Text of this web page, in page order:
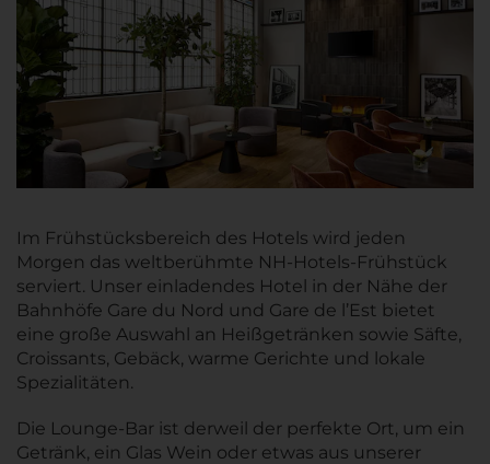
Im Frühstücksbereich des Hotels wird jeden
Morgen das weltberühmte NH-Hotels-Frühstück
serviert. Unser einladendes Hotel in der Nähe der
Bahnhöfe Gare du Nord und Gare de l’Est bietet
eine große Auswahl an Heißgetränken sowie Säfte,
Croissants, Gebäck, warme Gerichte und lokale
Spezialitäten.
Die Lounge-Bar ist derweil der perfekte Ort, um ein
Getränk, ein Glas Wein oder etwas aus unserer